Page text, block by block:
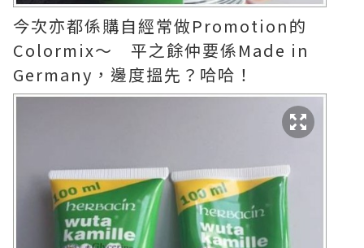
今次亦都係購自經常做Promotion的
Colormix～ 平之餘仲要係Made in
Germany，邊度搵先？哈哈！